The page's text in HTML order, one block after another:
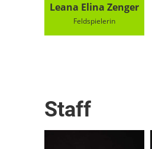
Leana Elina Zenger
Feldspielerin
Staff